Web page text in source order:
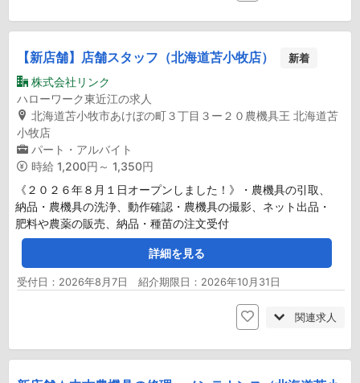
【新店舗】店舗スタッフ（北海道苫小牧店） 新着
株式会社リンク
ハローワーク東近江の求人
北海道苫小牧市あけぼの町３丁目３ー２０農機具王 北海道苫
小牧店
パート・アルバイト
時給 1,200円～ 1,350円
《２０２６年８月１日オープンしました！》・農機具の引取、
納品・農機具の洗浄、動作確認・農機具の撮影、ネット出品・
肥料や農薬の販売、納品・種苗の注文受付
詳細を見る
受付日：2026年8月7日 紹介期限日：2026年10月31日
関連求人